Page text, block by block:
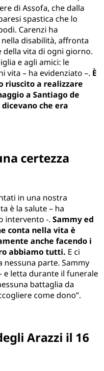
di Assofa, che dalla
spastica che lo
Carenzi ha
nella disabilità, affronta
della vita di ogni giorno.
e agli amici: le
vita – ha evidenziato –. È
riuscito a realizzare
a Santiago de
che era
certezza
in una nostra
è la salute – ha
intervento -. Sammy ed
conta nella vita è
anche facendo i
abbiamo tutti. E ci
nessuna parte. Sammy
e letta durante il funerale
battaglia da
come dono”.
Arazzi il 16